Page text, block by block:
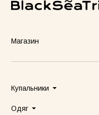
Магазин
Купальники
Одяг